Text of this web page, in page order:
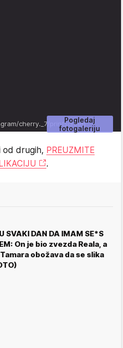
Pogledaj
fotogaleriju
cherry._7/printscreen
od drugih, PREUZMITE
.
SVAKI DAN DA IMAM SE*S
On je bio zvezda Reala, a
obožava da se slika